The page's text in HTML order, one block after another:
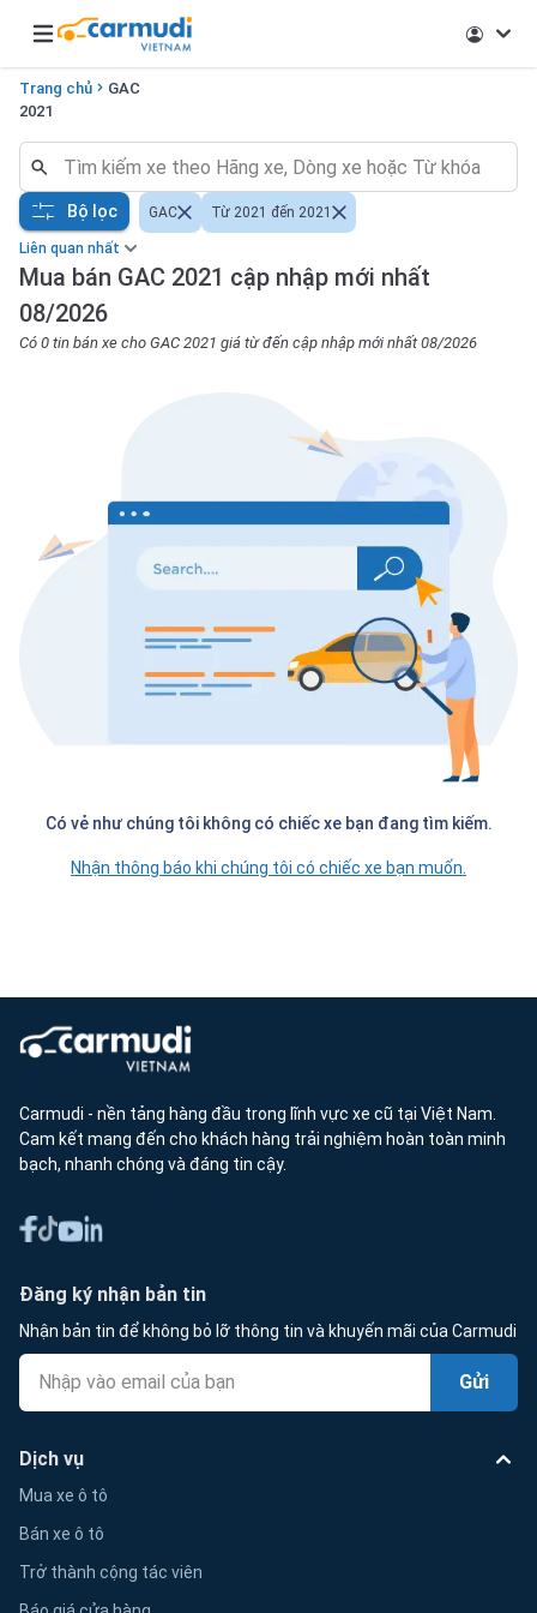
Open main menu
Trang chủ
GAC
2021
Liên quan nhất
Mua bán GAC 2021 cập nhập mới nhất
08/2026
Có 0 tin bán xe cho GAC 2021 giá từ đến cập nhập mới nhất 08/2026
Bộ lọc GAC Từ 2021 đến 2021
Có vẻ như chúng tôi không có chiếc xe bạn đang tìm kiếm.
Nhận thông báo khi chúng tôi có chiếc xe bạn muốn.
Carmudi - nền tảng hàng đầu trong lĩnh vực xe cũ tại Việt Nam.
Cam kết mang đến cho khách hàng trải nghiệm hoàn toàn minh
bạch, nhanh chóng và đáng tin cậy.
Đăng ký nhận bản tin
Nhận bản tin để không bỏ lỡ thông tin và khuyến mãi của Carmudi
Gửi
Dịch vụ
Mua xe ô tô
Bán xe ô tô
Trở thành cộng tác viên